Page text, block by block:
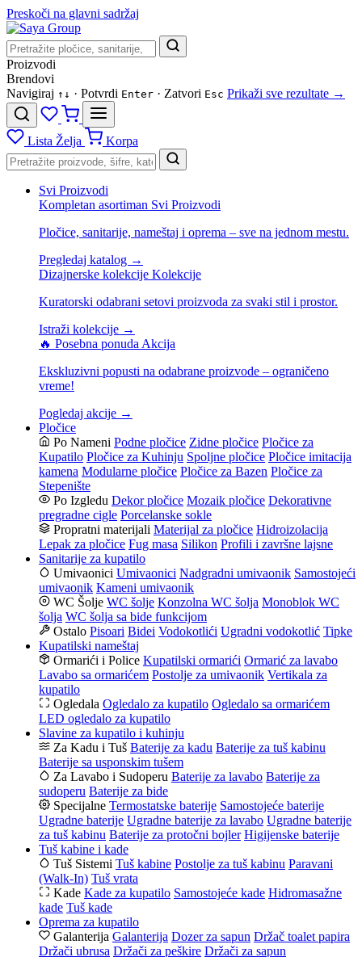
Preskoči na glavni sadržaj
Proizvodi
Brendovi
Navigiraj ↑ ↓ · Potvrdi Enter · Zatvori Esc Prikaži sve rezultate →
Lista Želja Korpa
Svi Proizvodi
Kompletan asortiman Svi Proizvodi
Pločice, sanitarije, nameštaj i oprema – sve na jednom mestu.
Pregledaj katalog →
Dizajnerske kolekcije Kolekcije
Kuratorski odabrani setovi proizvoda za svaki stil i prostor.
Istraži kolekcije →
🔥 Posebna ponuda Akcija
Ekskluzivni popusti na odabrane proizvode – ograničeno
vreme!
Pogledaj akcije →
Pločice
Po Nameni Podne pločice Zidne pločice Pločice za
Kupatilo Pločice za Kuhinju Spoljne pločice Pločice imitacija
kamena Modularne pločice Pločice za Bazen Pločice za
Stepenište
Po Izgledu Dekor pločice Mozaik pločice Dekorativne
pregradne cigle Porcelanske sokle
Propratni materijali Materijal za pločice Hidroizolacija
Lepak za pločice Fug masa Silikon Profili i završne lajsne
Sanitarije za kupatilo
Umivaonici Umivaonici Nadgradni umivaonik Samostojeći
umivaonik Kameni umivaonik
WC Šolje WC šolje Konzolna WC šolja Monoblok WC
šolja WC šolja sa bide funkcijom
Ostalo Pisoari Bidei Vodokotlići Ugradni vodokotlić Tipke
Kupatilski nameštaj
Ormarići i Police Kupatilski ormarići Ormarić za lavabo
Lavabo sa ormarićem Postolje za umivaonik Vertikala za
kupatilo
Ogledala Ogledalo za kupatilo Ogledalo sa ormarićem
LED ogledalo za kupatilo
Slavine za kupatilo i kuhinju
Za Kadu i Tuš Baterije za kadu Baterije za tuš kabinu
Baterije sa usponskim tušem
Za Lavabo i Sudoperu Baterije za lavabo Baterije za
sudoperu Baterije za bide
Specijalne Termostatske baterije Samostojeće baterije
Ugradne baterije Ugradne baterije za lavabo Ugradne baterije
za tuš kabinu Baterije za protočni bojler Higijenske baterije
Tuš kabine i kade
Tuš Sistemi Tuš kabine Postolje za tuš kabinu Paravani
(Walk-In) Tuš vrata
Kade Kade za kupatilo Samostojeće kade Hidromasažne
kade Tuš kade
Oprema za kupatilo
Galanterija Galanterija Dozer za sapun Držač toalet papira
Držači ubrusa Držači za peškire Držači za sapun